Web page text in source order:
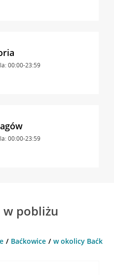
00:00-23:59
00:00-23:59
w pobliżu
Baćkowice w okolicy